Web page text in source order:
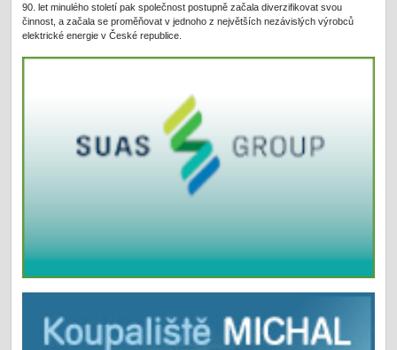
90. let minulého století pak společnost postupně začala diverzifikovat svou
činnost, a začala se proměňovat v jednoho z největších nezávislých výrobců
elektrické energie v České republice.